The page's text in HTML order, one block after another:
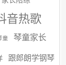
音热歌
童 琴童家长
跟郎朗学钢琴